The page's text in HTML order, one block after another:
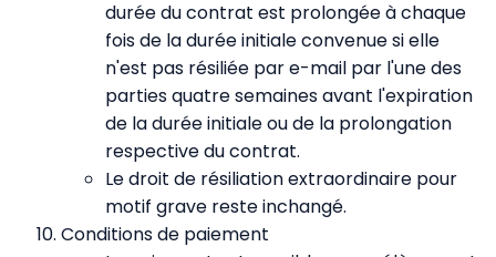
durée du contrat est prolongée à chaque
fois de la durée initiale convenue si elle
n'est pas résiliée par e-mail par l'une des
parties quatre semaines avant l'expiration
de la durée initiale ou de la prolongation
respective du contrat.
Le droit de résiliation extraordinaire pour
motif grave reste inchangé.
Conditions de paiement